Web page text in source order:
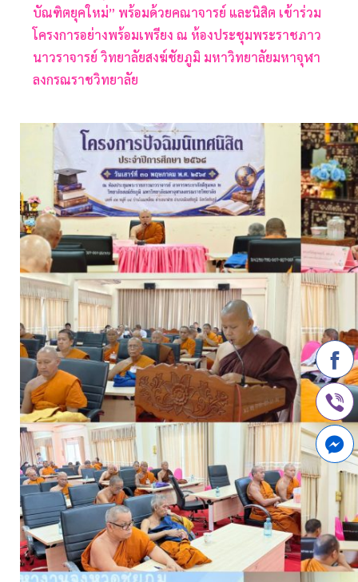
บัณฑิตยุคใหม่” พร้อมด้วยคณาจารย์ และนิสิต เข้าร่วม
โครงการอย่างพร้อมเพรียง ณ ห้องประชุมพระราชภาว
นาวราจารย์ วิทยาลัยสงฆ์ชัยภูมิ มหาวิทยาลัยมหาจุฬา
ลงกรณราชวิทยาลัย